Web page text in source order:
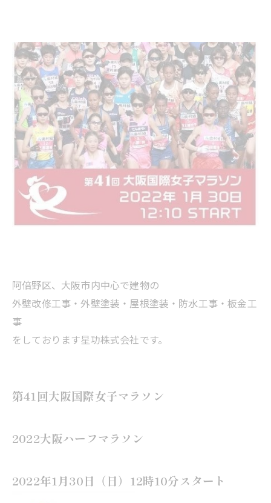
阿倍野区、大阪市内中心で建物の
外壁改修工事・外壁塗装・屋根塗装・防水工事・板金工
事
をしております星功株式会社です。
第41回大阪国際女子マラソン
2022大阪ハーフマラソン
2022年1月30日（日）12時10分スタート